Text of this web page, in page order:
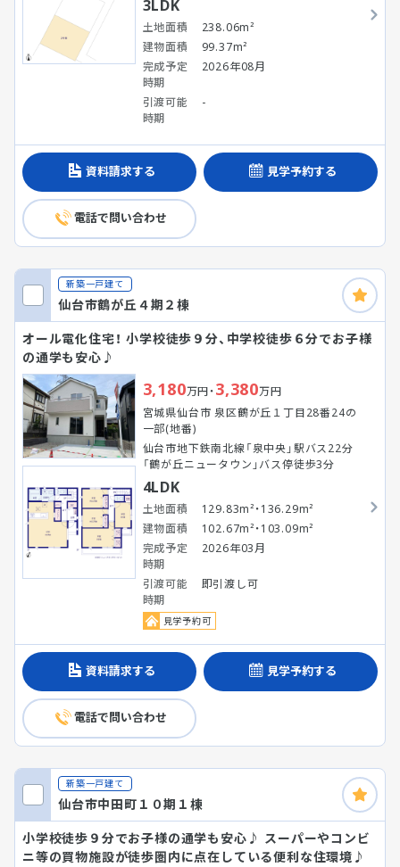
3LDK
土地面積
238.06m²
建物面積
99.37m²
完成予定
時期
2026年08月
引渡可能
時期
-
資料請求する 見学予約する
電話で問い合わせ
新築一戸建て
仙台市鶴が丘４期２棟
オール電化住宅！ 小学校徒歩９分、中学校徒歩６分でお子様
の通学も安心♪
3,180万円・3,380万円
宮城県仙台市 泉区鶴が丘１丁目28番24の
一部(地番)
仙台市地下鉄南北線「泉中央」駅バス22分
「鶴が丘ニュータウン」バス停徒歩3分
4LDK
土地面積
129.83m²・136.29m²
建物面積
102.67m²・103.09m²
完成予定
時期
2026年03月
引渡可能
時期
即引渡し可
見学予約可
資料請求する 見学予約する
電話で問い合わせ
新築一戸建て
仙台市中田町１０期１棟
小学校徒歩９分でお子様の通学も安心♪ スーパーやコンビ
ニ等の買物施設が徒歩圏内に点在している便利な住環境♪